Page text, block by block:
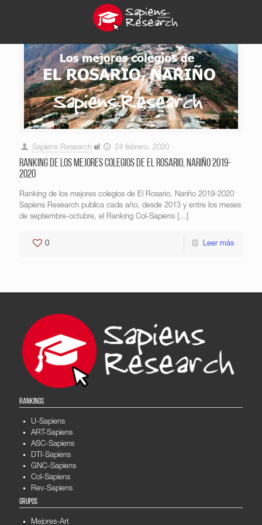
Sapiens Research el 24 febrero, 2020
Ranking de los mejores colegios de El Rosario, Nariño 2019-
2020
Ranking de los mejores colegios de El Rosario, Nariño 2019-2020
Sapiens Research publica cada año, desde 2013 y entre los meses
de septiembre-octubre, el Ranking Col-Sapiens […]
0 Leer más
RANKINGS
U-Sapiens
ART-Sapiens
ASC-Sapiens
DTI-Sapiens
GNC-Sapiens
Col-Sapiens
Rev-Sapiens
GRUPOS
Mejores-Art